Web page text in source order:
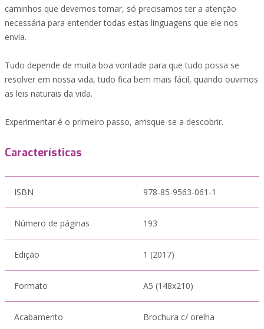
caminhos que devemos tomar, só precisamos ter a atenção
necessária para entender todas estas linguagens que ele nos
envia.
Tudo depende de muita boa vontade para que tudo possa se
resolver em nossa vida, tudo fica bem mais fácil, quando ouvimos
as leis naturais da vida.
Experimentar é o primeiro passo, arrisque-se a descobrir.
Características
ISBN 978-85-9563-061-1
Número de páginas 193
Edição 1 (2017)
Formato A5 (148x210)
Acabamento Brochura c/ orelha